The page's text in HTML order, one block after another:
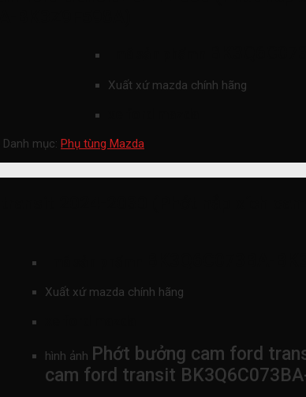
Xuất xứ mazda chính hãng
Danh mục: Phụ tùng Mazda
Xuất xứ mazda chính hãng
hình ảnh Phớt bưởng cam ford
cam ford transit